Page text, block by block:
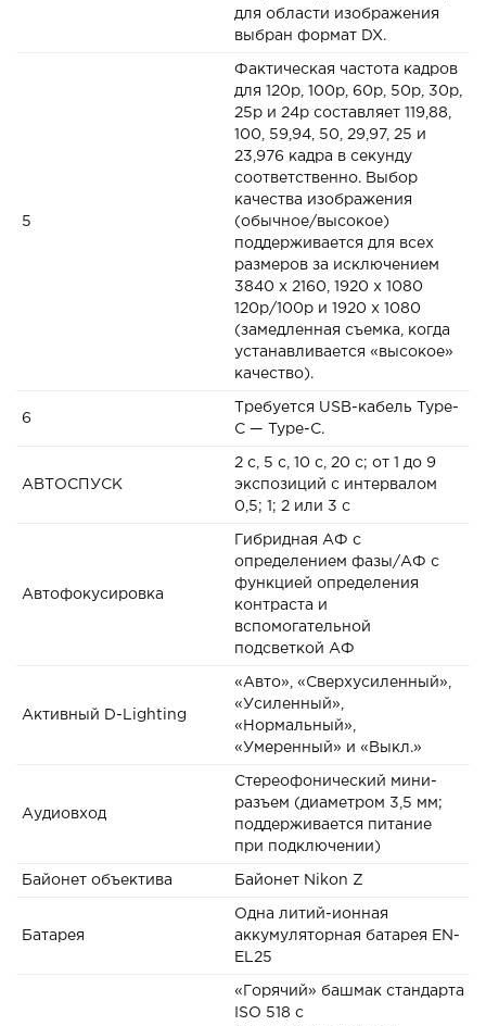
для области изображения
выбран формат DX.
5
Фактическая частота кадров
для 120p, 100p, 60p, 50p, 30p,
25p и 24p составляет 119,88,
100, 59,94, 50, 29,97, 25 и
23,976 кадра в секунду
соответственно. Выбор
качества изображения
(обычное/высокое)
поддерживается для всех
размеров за исключением
3840 x 2160, 1920 x 1080
120p/100p и 1920 x 1080
(замедленная съемка, когда
устанавливается «высокое»
качество).
6
Требуется USB-кабель Type-
C — Type-C.
АВТОСПУСК
2 с, 5 с, 10 с, 20 с; от 1 до 9
экспозиций с интервалом
0,5; 1; 2 или 3 с
Автофокусировка
Гибридная АФ с
определением фазы/АФ с
функцией определения
контраста и
вспомогательной
подсветкой АФ
Активный D-Lighting
«Авто», «Сверхусиленный»,
«Усиленный»,
«Нормальный»,
«Умеренный» и «Выкл.»
Аудиовход
Стереофонический мини-
разъем (диаметром 3,5 мм;
поддерживается питание
при подключении)
Байонет объектива Байонет Nikon Z
Батарея
Одна литий-ионная
аккумуляторная батарея EN-
EL25
«Горячий» башмак стандарта
ISO 518 с